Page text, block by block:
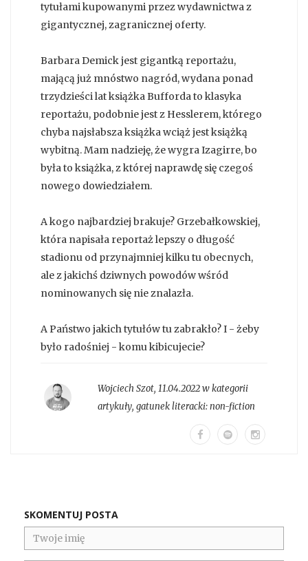
tytułami kupowanymi przez wydawnictwa z
gigantycznej, zagranicznej oferty.
Barbara Demick jest gigantką reportażu,
mającą już mnóstwo nagród, wydana ponad
trzydzieści lat książka Bufforda to klasyka
reportażu, podobnie jest z Hesslerem, którego
chyba najsłabsza książka wciąż jest książką
wybitną. Mam nadzieję, że wygra Izagirre, bo
była to książka, z której naprawdę się czegoś
nowego dowiedziałem.
A kogo najbardziej brakuje? Grzebałkowskiej,
która napisała reportaż lepszy o długość
stadionu od przynajmniej kilku tu obecnych,
ale z jakichś dziwnych powodów wśród
nominowanych się nie znalazła.
A Państwo jakich tytułów tu zabrakło? I - żeby
było radośniej - komu kibicujecie?
Wojciech Szot, 11.04.2022 w kategorii
artykuły, gatunek literacki:non-fiction
SKOMENTUJ POSTA